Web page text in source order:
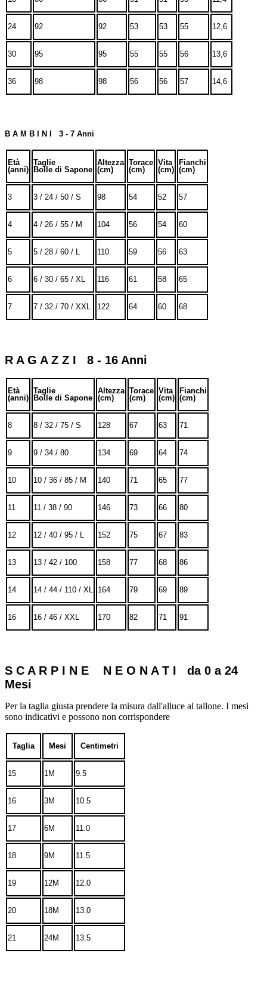
24 92 92 53 53 55 12,6
30 95 95 55 55 56 13,6
36 98 98 56 56 57 14,6
B A M B I N I 3 - 7 Anni
Età
(anni)
Taglie
Bolle di Sapone
Altezza
(cm)
Torace
(cm)
Vita
(cm)
Fianchi
(cm)
3 3 / 24 / 50 / S 98 54 52 57
4 4 / 26 / 55 / M 104 56 54 60
5 5 / 28 / 60 / L 110 59 56 63
6 6 / 30 / 65 / XL 116 61 58 65
7 7 / 32 / 70 / XXL 122 64 60 68
R A G A Z Z I 8 - 16 Anni
Età
(anni)
Taglie
Bolle di Sapone
Altezza
(cm)
Torace
(cm)
Vita
(cm)
Fianchi
(cm)
8 8 / 32 / 75 / S 128 67 63 71
9 9 / 34 / 80 134 69 64 74
10 10 / 36 / 85 / M 140 71 65 77
11 11 / 38 / 90 146 73 66 80
12 12 / 40 / 95 / L 152 75 67 83
13 13 / 42 / 100 158 77 68 86
14 14 / 44 / 110 / XL 164 79 69 89
16 16 / 46 / XXL 170 82 71 91
S C A R P I N E N E O N A T I da 0 a 24
Mesi
Per la taglia giusta prendere la misura dall'alluce al tallone. I mesi
sono indicativi e possono non corrispondere
Taglia Mesi Centimetri
15 1M 9.5
16 3M 10.5
17 6M 11.0
18 9M 11.5
19 12M 12.0
20 18M 13.0
21 24M 13.5